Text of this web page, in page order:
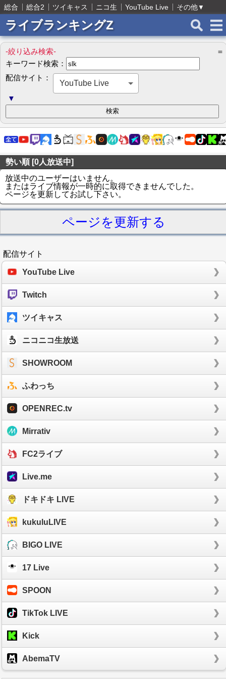
総合 総合2 ツイキャス ニコ生 YouTube Live その他▼
ライブランキングZ
-絞り込み検索-
＝
キーワード検索：
配信サイト：
YouTube Live
▼
勢い順 [0人放送中]
放送中のユーザーはいません。
またはライブ情報が一時的に取得できませんでした。
ページを更新してお試し下さい。
ページを更新する
配信サイト
YouTube Live
Twitch
ツイキャス
ニコニコ生放送
SHOWROOM
ふわっち
OPENREC.tv
Mirrativ
FC2ライブ
Live.me
ドキドキ LIVE
kukuluLIVE
BIGO LIVE
17 Live
SPOON
TikTok LIVE
Kick
AbemaTV